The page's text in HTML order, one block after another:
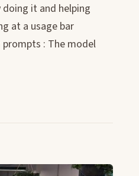
it and helping
at a usage bar
prompts : The model